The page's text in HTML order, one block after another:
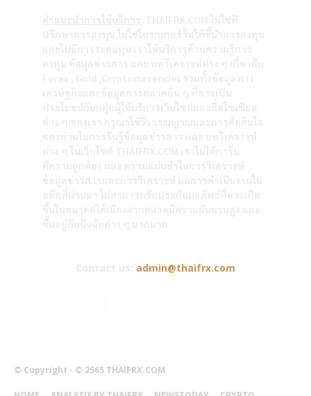
admin@thaifrx.com
© Copyright - © 2565 THAIFRX.COM